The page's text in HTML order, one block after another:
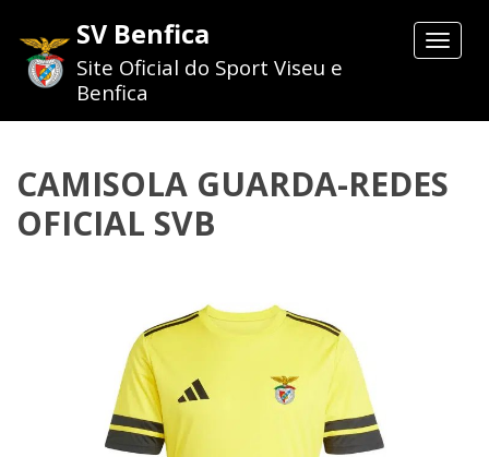
Toggle
SV Benfica
Site Oficial do Sport Viseu e
Benfica
CAMISOLA GUARDA-REDES
OFICIAL SVB